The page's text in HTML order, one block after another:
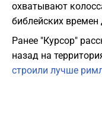
охватывают
библейских времен
Ранее "Курсор"
назад на
строили лучше